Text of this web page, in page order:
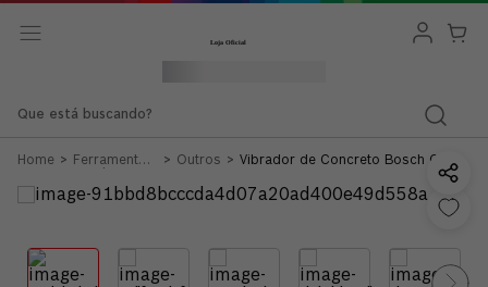
Ferramentas
Outros
Vibrador de Concreto Bosch GVC